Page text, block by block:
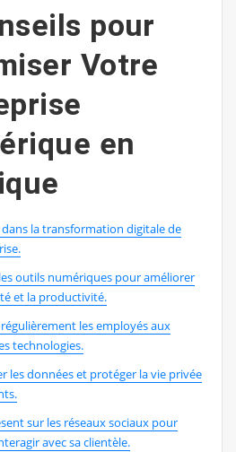
pour
Votre
en
la transformation digitale de
outils numériques pour améliorer
et la productivité.
les employés aux
technologies.
les données et protéger la vie privée
sur les réseaux sociaux pour
avec sa clientèle.